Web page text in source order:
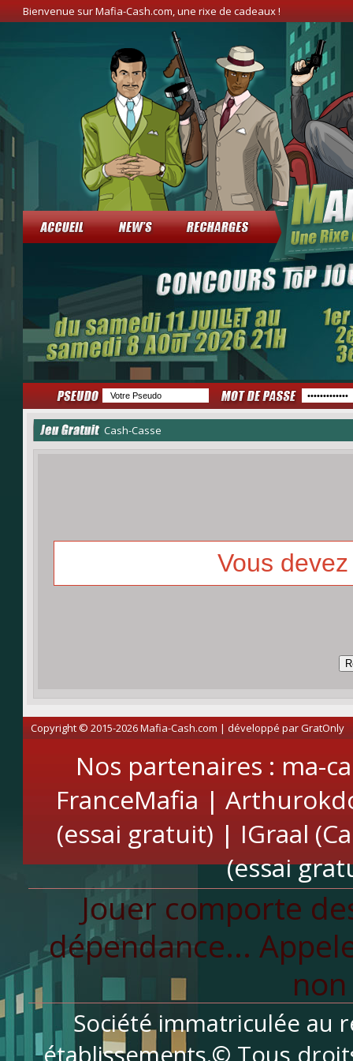
Bienvenue sur Mafia-Cash.com, une rixe de cadeaux !
Cash-Casse
Vous
Copyright © 2015-2026 Mafia-Cash.com | développé parGratOnly
Nos partenaires : ma-
FranceMafia |
(essai gratuit) | IGraal
(essai
Jouer comporte
dépendance...
Société immatriculée au
établissements.© Tous